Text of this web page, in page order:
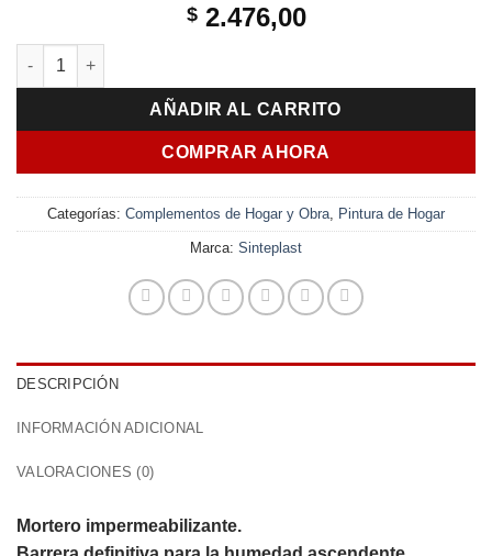
$2.476,00
Recublock Cimientos 5 Kg Sinteplast cantidad
AÑADIR AL CARRITO
COMPRAR AHORA
Categorías: Complementos de Hogar y Obra Pintura de Hogar
Marca: Sinteplast
DESCRIPCIÓN
INFORMACIÓN ADICIONAL
VALORACIONES (0)
Mortero impermeabilizante.